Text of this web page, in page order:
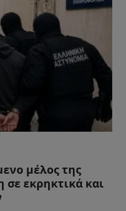
μέλος της
σε εκρηκτικά και